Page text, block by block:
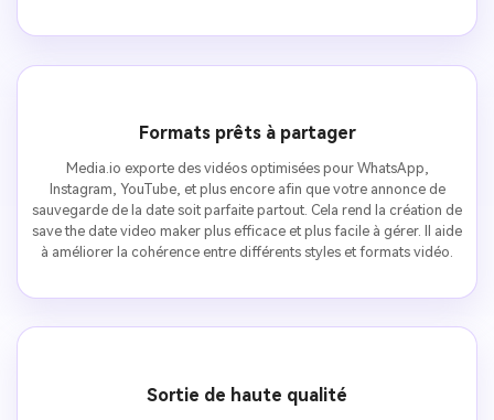
Formats prêts à partager
Media.io exporte des vidéos optimisées pour WhatsApp,
Instagram, YouTube, et plus encore afin que votre annonce de
sauvegarde de la date soit parfaite partout. Cela rend la création de
save the date video maker plus efficace et plus facile à gérer. Il aide
à améliorer la cohérence entre différents styles et formats vidéo.
Sortie de haute qualité